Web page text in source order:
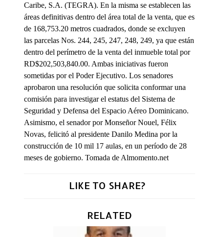
Caribe, S.A. (TEGRA). En la misma se establecen las
áreas definitivas dentro del área total de la venta, que es
de 168,753.20 metros cuadrados, donde se excluyen
las parcelas Nos. 244, 245, 247, 248, 249, ya que están
dentro del perímetro de la venta del inmueble total por
RD$202,503,840.00. Ambas iniciativas fueron
sometidas por el Poder Ejecutivo. Los senadores
aprobaron una resolución que solicita conformar una
comisión para investigar el estatus del Sistema de
Seguridad y Defensa del Espacio Aéreo Dominicano.
Asimismo, el senador por Monseñor Nouel, Félix
Novas, felicitó al presidente Danilo Medina por la
construcción de 10 mil 17 aulas, en un período de 28
meses de gobierno. Tomada de Almomento.net
LIKE TO SHARE?
RELATED